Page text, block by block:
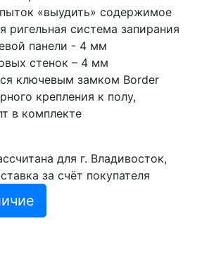
«выудить» содержимое
ригельная система запирания
панели - 4 мм
стенок – 4 мм
ключевым замком Border
крепления к полу,
в комплекте
для г. Владивосток,
за счёт покупателя